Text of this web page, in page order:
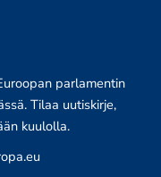
parlamentin
Tilaa uutiskirje,
kuulolla.